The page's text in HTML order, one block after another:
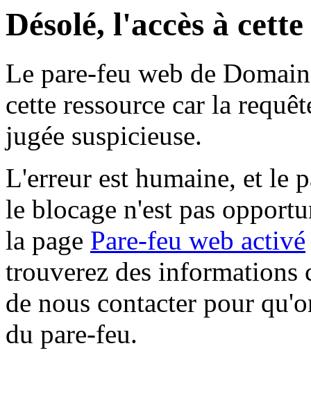
Désolé, l'accès à
Le pare-feu web de
cette ressource car la
jugée suspicieuse.
L'erreur est humaine, et le
le blocage n'est pas
la page Pare-feu web activé
trouverez des informations
de nous contacter pour
du pare-feu.